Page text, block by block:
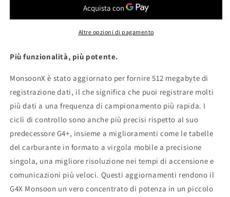
MonsoonX
Altre opzioni di pagamento
Più funzionalità, più potente.
MonsoonX è stato aggiornato per fornire 512 megabyte di
registrazione dati, il che significa che puoi registrare molti
più dati a una frequenza di campionamento più rapida. I
cicli di controllo sono anche più precisi rispetto al suo
predecessore G4+, insieme a miglioramenti come le tabelle
del carburante in formato a virgola mobile a precisione
singola, una migliore risoluzione nei tempi di accensione e
comunicazioni più veloci. Questi aggiornamenti rendono il
G4X Monsoon un vero concentrato di potenza in un piccolo